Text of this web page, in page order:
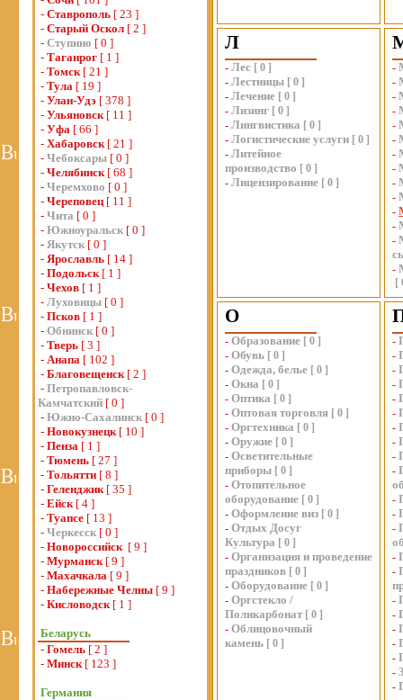
- Ставрополь [ 23 ]
- Старый Оскол [ 2 ]
- Ступино [ 0 ]
- Таганрог [ 1 ]
- Томск[ 21 ]
- Тула [ 19 ]
- Улан-Удэ [ 378 ]
- Ульяновск[ 11 ]
- Уфа [ 66 ]
- Хабаровск[ 21 ]
- Чебоксары [ 0 ]
- Челябинск[ 68 ]
- Черемхово [ 0 ]
- Череповец[ 11 ]
- Чита [ 0 ]
- Южноуральск [ 0 ]
- Якутск [ 0 ]
- Ярославль [ 14 ]
- Подольск[ 1 ]
- Чехов [ 1 ]
- Луховицы [ 0 ]
- Псков [ 1 ]
- Обнинск [ 0 ]
- Тверь [ 3 ]
- Анапа [ 102 ]
- Благовещенск[ 2 ]
- Петропавловск-
Камчатский [ 0 ]
- Южно-Сахалинск [ 0 ]
- Новокузнецк[ 10 ]
- Пенза [ 1 ]
- Тюмень [ 27 ]
- Тольятти [ 8 ]
- Геленджик[ 35 ]
- Ейск[ 4 ]
- Туапсе [ 13 ]
- Черкесск [ 0 ]
- Новороссийск [ 9 ]
- Мурманск[ 9 ]
- Махачкала [ 9 ]
- Набережные Челны [ 9 ]
- Кисловодск[ 1 ]
Беларусь
- Гомель [ 2 ]
- Минск[ 123 ]
Германия
Л
- Лес [ 0 ]
- Лестницы [ 0 ]
- Лечение [ 0 ]
- Лизинг [ 0 ]
- Лингвистика [ 0 ]
- Логистические услуги [ 0 ]
- Литейное
производство [ 0 ]
- Лицензирование [ 0 ]
-
-
-
-
-
-
-
-
-
-
-
-
-
-
[
О
- Образование [ 0 ]
- Обувь [ 0 ]
- Одежда, белье [ 0 ]
- Окна [ 0 ]
- Оптика [ 0 ]
- Оптовая торговля [ 0 ]
- Оргтехника [ 0 ]
- Оружие [ 0 ]
- Осветительные
приборы [ 0 ]
- Отопительное
оборудование [ 0 ]
- Оформление виз [ 0 ]
- Отдых Досуг
Культура [ 0 ]
- Организация и проведение
праздников [ 0 ]
- Оборудование [ 0 ]
- Оргстекло /
Поликарбонат [ 0 ]
- Облицовочный
камень [ 0 ]
-
-
-
-
-
-
-
-
-
-
-
-
-
-
-
-
-
-
-
-
-
-